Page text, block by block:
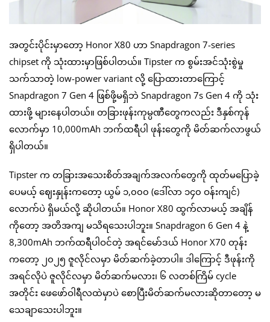
အတွင်းပိုင်းမှာတော့ Honor X80 ဟာ Snapdragon 7-series
chipset ကို သုံးထားမှာဖြစ်ပါတယ်။ Tipster က စွမ်းအင်သုံးစွဲမှု
သက်သာတဲ့ low-power variant လို့ ပြောထားတာကြောင့်
Snapdragon 7 Gen 4 ဖြစ်ဖို့မရှိဘဲ Snapdragon 7s Gen 4 ကို သုံး
ထားဖို့ များနေပါတယ်။ တခြားဖုန်းကုမ္ပဏီတွေကလည်း ဒီနှစ်ကုန်
လောက်မှာ 10,000mAh ဘက်ထရီပါ ဖုန်းတွေကို မိတ်ဆက်လာဖွယ်
ရှိပါတယ်။
Tipster က တခြားအသေးစိတ်အချက်အလက်တွေကို ထုတ်မပြောခဲ့
ပေမယ့် ဈေးနှုန်းကတော့ ယွမ် ၁,၀၀၀ (ဒေါ်လာ ၁၄၀ ဝန်းကျင်)
လောက်ပဲ ရှိမယ်လို့ ဆိုပါတယ်။ Honor X80 ထွက်လာမယ့် အချိန်
ကိုတော့ အတိအကျ မသိရသေးပါဘူး။ Snapdragon 6 Gen 4 နဲ့
8,300mAh ဘက်ထရီပါဝင်တဲ့ အရင်မော်ဒယ် Honor X70 တုန်း
ကတော့ ၂၀၂၅ ဇူလိုင်လမှာ မိတ်ဆက်ခဲ့တာပါ။ ဒါကြောင့် ဒီဖုန်းကို
အရင်လိုပဲ ဇူလိုင်လမှာ မိတ်ဆက်မလား၊ ၆ လတစ်ကြိမ် cycle
အတိုင်း ဖေဖော်ဝါရီလထဲမှာပဲ စောပြီးမိတ်ဆက်မလားဆိုတာတော့ မ
သေချာသေးပါဘူး။